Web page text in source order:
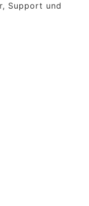
Support und